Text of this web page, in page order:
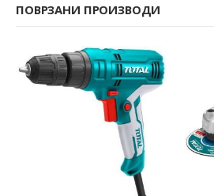
ПОВРЗАНИ ПРОИЗВОДИ